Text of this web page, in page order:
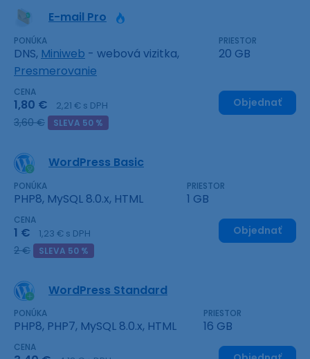
E-mail Pro
PONÚKA
DNS, Miniweb - webová vizitka,
Presmerovanie
PRIESTOR
20 GB
CENA
1,80 € 2,21 € s DPH
3,60 € SLEVA 50 %
Objednať
WordPress Basic
PONÚKA
PHP8, MySQL 8.0.x, HTML
PRIESTOR
1 GB
CENA
1 € 1,23 € s DPH
2 € SLEVA 50 %
Objednať
WordPress Standard
PONÚKA
PHP8, PHP7, MySQL 8.0.x, HTML
PRIESTOR
16 GB
CENA